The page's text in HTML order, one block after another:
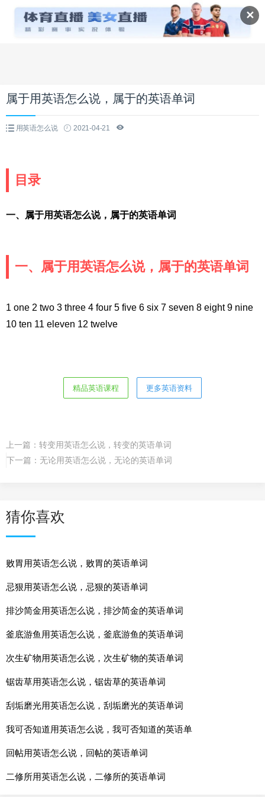
✕
属于用英语怎么说，属于的英语单词
用英语怎么说 2021-04-21
目录
一、属于用英语怎么说，属于的英语单词
一、属于用英语怎么说，属于的英语单词
1 one 2 two 3 three 4 four 5 five 6 six 7 seven 8 eight 9 nine
10 ten 11 eleven 12 twelve
精品英语课程 更多英语资料
上一篇： 转变用英语怎么说，转变的英语单词
下一篇： 无论用英语怎么说，无论的英语单词
猜你喜欢
败胃用英语怎么说，败胃的英语单词
忌狠用英语怎么说，忌狠的英语单词
排沙简金用英语怎么说，排沙简金的英语单词
釜底游鱼用英语怎么说，釜底游鱼的英语单词
次生矿物用英语怎么说，次生矿物的英语单词
锯齿草用英语怎么说，锯齿草的英语单词
刮垢磨光用英语怎么说，刮垢磨光的英语单词
我可否知道用英语怎么说，我可否知道的英语单
回帖用英语怎么说，回帖的英语单词
二修所用英语怎么说，二修所的英语单词